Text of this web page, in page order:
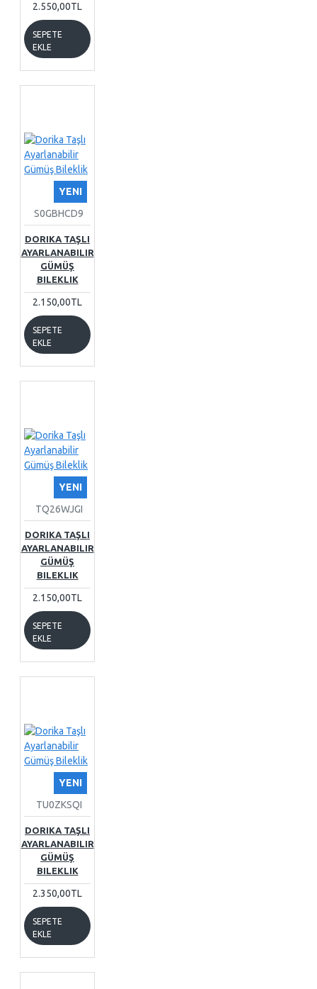
2.550,00TL
SEPETE
EKLE
YENI
S0GBHCD9
DORIKA TAŞLI
AYARLANABILIR
GÜMÜŞ
BILEKLIK
2.150,00TL
SEPETE
EKLE
YENI
TQ26WJGI
DORIKA TAŞLI
AYARLANABILIR
GÜMÜŞ
BILEKLIK
2.150,00TL
SEPETE
EKLE
YENI
TU0ZKSQI
DORIKA TAŞLI
AYARLANABILIR
GÜMÜŞ
BILEKLIK
2.350,00TL
SEPETE
EKLE